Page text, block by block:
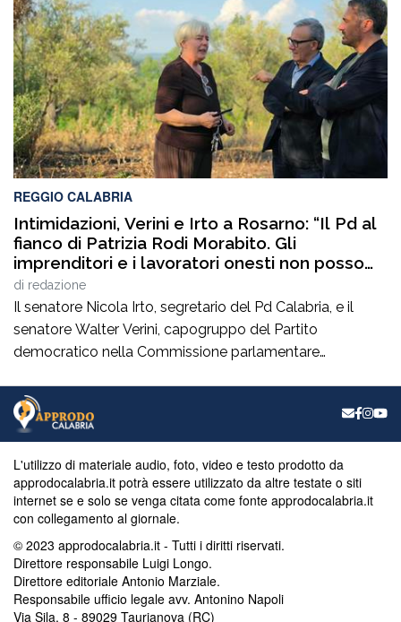
Anas Sicilia, Capo Compartimento Anas Calabria,
Direttore generale della Regione Calabria e Direttore
generale della ItalConsult Spa, […]
REGGIO CALABRIA
Intimidazioni, Verini e Irto a Rosarno: “Il Pd al
fianco di Patrizia Rodi Morabito. Gli
imprenditori e i lavoratori onesti non posso
essere lasciati da soli”
di redazione
Il senatore Nicola Irto, segretario del Pd Calabria, e il
senatore Walter Verini, capogruppo del Partito
democratico nella Commissione parlamentare
imprenditrice agricola di Rosarno (Rc) la cui azienda è
stata più volte colpita da incendi, furti e danneggiamenti.
L’ultimo grave episodio si è verificato nei giorni scorsi […]
L'utilizzo di materiale audio, foto, video e testo prodotto da
approdocalabria.it potrà essere utilizzato da altre testate o siti
internet se e solo se venga citata come fonte approdocalabria.it
con collegamento al giornale.
© 2023 approdocalabria.it - Tutti i diritti riservati.
Direttore responsabile Luigi Longo.
Direttore editoriale Antonio Marziale.
Responsabile ufficio legale avv. Antonino Napoli
Via Sila, 8 - 89029 Taurianova (RC)